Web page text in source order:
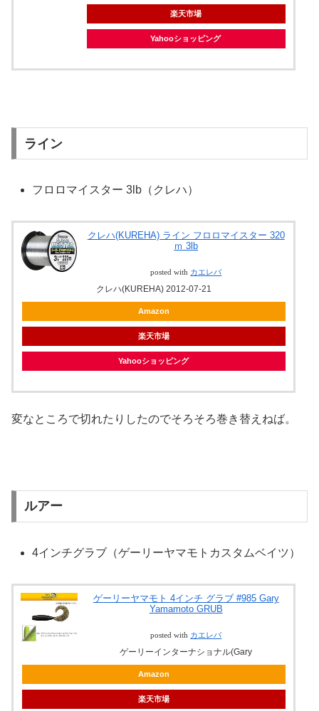
楽天市場
Yahooショッピング
ライン
フロロマイスター 3lb（クレハ）
クレハ(KUREHA) ライン フロロマイスター 320
ｍ 3lb
posted with カエレバ
クレハ(KUREHA) 2012-07-21
Amazon
楽天市場
Yahooショッピング
変なところで切れたりしたのでそろそろ巻き替えねば。
ルアー
4インチグラブ（ゲーリーヤマモトカスタムベイツ）
ゲーリーヤマモト 4インチ グラブ #985 Gary
Yamamoto GRUB
posted with カエレバ
ゲーリーインターナショナル(Gary
Amazon
楽天市場